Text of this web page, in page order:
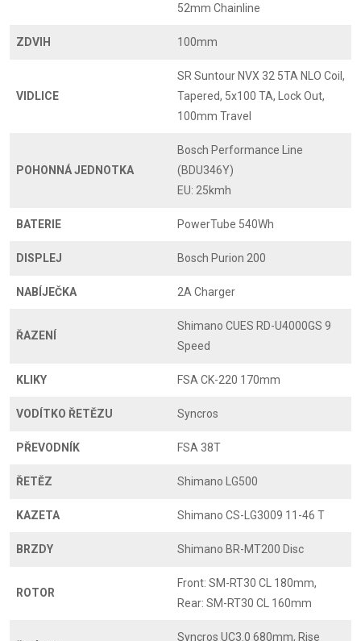
52mm Chainline
ZDVIH 100mm
VIDLICE
SR Suntour NVX 32 5TA NLO Coil,
Tapered, 5x100 TA, Lock Out,
100mm Travel
POHONNÁ JEDNOTKA
Bosch Performance Line
(BDU346Y)
EU: 25kmh
BATERIE PowerTube 540Wh
DISPLEJ Bosch Purion 200
NABÍJEČKA 2A Charger
ŘAZENÍ
Shimano CUES RD-U4000GS 9
Speed
KLIKY FSA CK-220 170mm
VODÍTKO ŘETĚZU Syncros
PŘEVODNÍK FSA 38T
ŘETĚZ Shimano LG500
KAZETA Shimano CS-LG3009 11-46 T
BRZDY Shimano BR-MT200 Disc
ROTOR
Front: SM-RT30 CL 180mm,
Rear: SM-RT30 CL 160mm
Syncros UC3.0 680mm, Rise